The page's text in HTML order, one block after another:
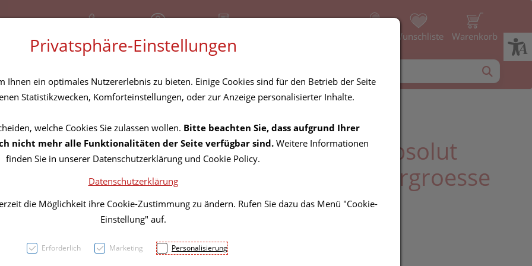
+43 (01) 3683167 Geschlossen Wunschliste Warenkorb
Boerlind System Absolut
Tagescreme Sondergroesse
60361 15ml
PZN: 5844659
Privatsphäre-Einstellungen
Ihnen ein optimales Nutzererlebnis zu bieten. Einige Cookies sind für den Betrieb der Seite
Statistikzwecken, Komforteinstellungen, oder zur Anzeige personalisierter Inhalte.
welche Cookies Sie zulassen wollen. Bitte beachten Sie, dass aufgrund Ihrer
nicht mehr alle Funktionalitäten der Seite verfügbar sind. Weitere Informationen
finden Sie in unserer Datenschutzerklärung und Cookie Policy.
Datenschutzerklärung
die Möglichkeit ihre Cookie-Zustimmung zu ändern. Rufen Sie dazu das Menü "Cookie-
Einstellung" auf.
Erforderlich Marketing Personalisierung